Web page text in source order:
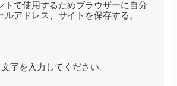
トで使用するためブラウザーに自分
ルアドレス、サイトを保存する。
字を入力してください。